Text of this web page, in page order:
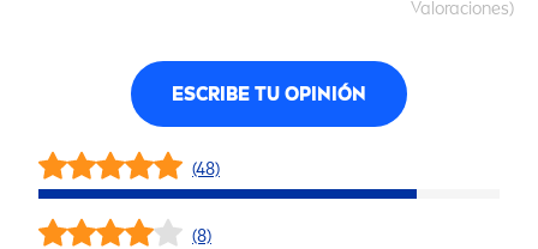
Valoraciones)
ESCRIBE TU OPINIÓN
(48)
(8)